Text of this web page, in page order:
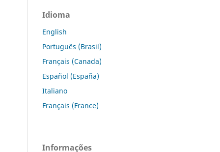
Idioma
English
Português (Brasil)
Français (Canada)
Español (España)
Italiano
Français (France)
Informações